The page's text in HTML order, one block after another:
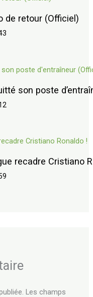
de retour (Officiel)
son poste
recadre Cristiano
Les champs